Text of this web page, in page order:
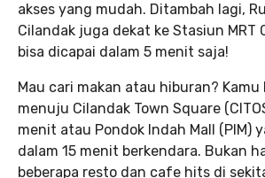
akses yang mudah. Ditambah lagi,
Cilandak juga dekat ke Stasiun MRT
bisa dicapai dalam 5 menit saja!
Mau cari makan atau hiburan?
menuju Cilandak Town Square
menit atau Pondok Indah Mall (PIM)
dalam 15 menit berkendara. Bukan
beberapa resto dan cafe hits di